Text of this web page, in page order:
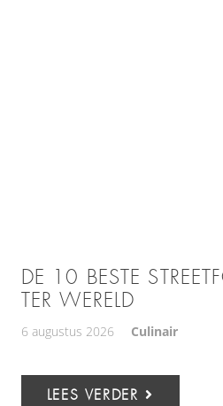
DE 10 BESTE
TER WERELD
6 augustus 2026 Culinair
LEES VERDER